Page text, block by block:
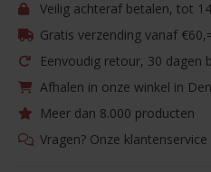
Veilig achteraf betalen, tot
Gratis verzending vanaf
Eenvoudig retour, 30 dagen
Afhalen in onze winkel in
Meer dan 8.000 producten
Vragen? Onze